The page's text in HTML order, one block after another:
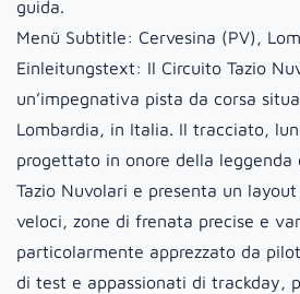
guida.
Menü Subtitle: Cervesina (PV),
Einleitungstext: Il Circuito Tazio
un’impegnativa pista da corsa
Lombardia, in Italia. Il tracciato,
progettato in onore della leggenda
Tazio Nuvolari e presenta un
veloci, zone di frenata precise e
particolarmente apprezzato da
di test e appassionati di trackday,